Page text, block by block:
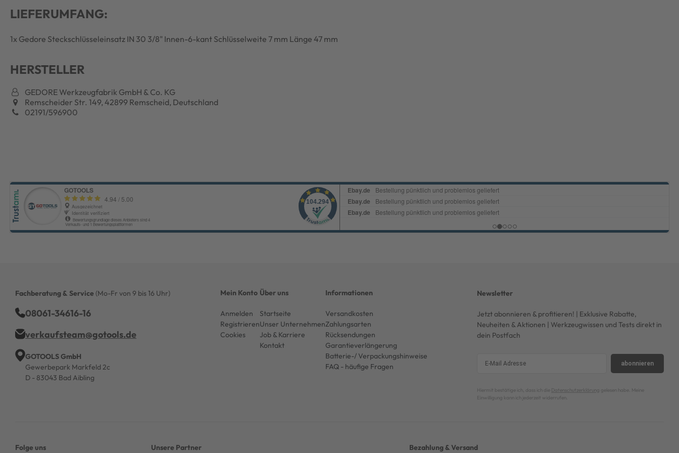
LIEFERUMFANG:
1x Gedore Steckschlüsseleinsatz IN 30 3/8" Innen-6-kant Schlüsselweite 7 mm Länge 47 mm
HERSTELLER
GEDORE Werkzeugfabrik GmbH & Co. KG
Remscheider Str. 149, 42899 Remscheid, Deutschland
02191/596900
Fachberatung & Service (Mo-Fr von 9 bis 16 Uhr)
08061-34616-16
verkaufsteam@gotools.de
GOTOOLS GmbH
Gewerbepark Markfeld 2c
D - 83043 Bad Aibling
Mein Konto
Anmelden
Registrieren
Cookies
Über uns
Startseite
Unser Unternehmen
Job & Karriere
Kontakt
Informationen
Versandkosten
Zahlungsarten
Rücksendungen
Garantieverlängerung
Batterie-/ Verpackungshinweise
FAQ - häufige Fragen
Newsletter
Jetzt abonnieren & profitieren! | Exklusive Rabatte,
Neuheiten & Aktionen | Werkzeugwissen und Tests direkt in
dein Postfach
abonnieren
Hiermit bestätige ich, dass ich die Datenschutzerklärung gelesen habe. Meine
Einwilligung kann ich jederzeit widerrufen.
Folge uns Unsere Partner Bezahlung & Versand